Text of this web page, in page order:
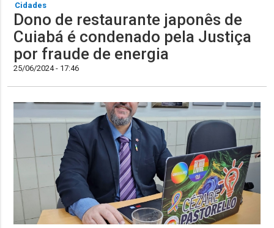
Cidades
Dono de restaurante japonês de
Cuiabá é condenado pela Justiça
por fraude de energia
25/06/2024 - 17:46